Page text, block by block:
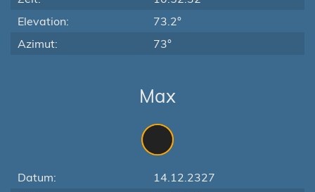
Elevation:
73.2°
Azimut:
73°
Max
Datum:
14.12.2327